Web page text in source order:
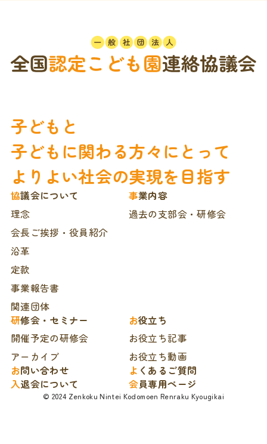
子どもと
子どもに関わる方々にとって
よりよい社会の実現を目指す
協議会について
理念
会長ご挨拶・役員紹介
沿革
定款
事業報告書
関連団体
事業内容
過去の支部会・研修会
研修会・セミナー
開催予定の研修会
アーカイブ
お役立ち
お役立ち記事
お役立ち動画
お問い合わせ
よくあるご質問
入退会について
会員専用ページ
© 2024 Zenkoku Nintei Kodomoen Renraku Kyougikai